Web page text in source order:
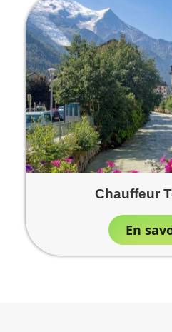
Chauffeur
En